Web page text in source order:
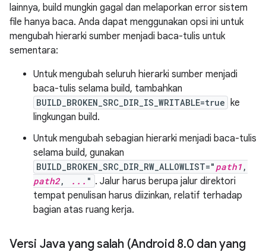
lainnya, build mungkin gagal dan melaporkan error sistem
file hanya baca. Anda dapat menggunakan opsi ini untuk
mengubah hierarki sumber menjadi baca-tulis untuk
sementara:
Untuk mengubah seluruh hierarki sumber menjadi
baca-tulis selama build, tambahkan
BUILD_BROKEN_SRC_DIR_IS_WRITABLE=true ke
lingkungan build.
Untuk mengubah sebagian hierarki menjadi baca-tulis
selama build, gunakan
BUILD_BROKEN_SRC_DIR_RW_ALLOWLIST=" path1 ,
path2, ... " . Jalur harus berupa jalur direktori
tempat penulisan harus diizinkan, relatif terhadap
bagian atas ruang kerja.
Versi Java yang salah (Android 8.0 dan yang